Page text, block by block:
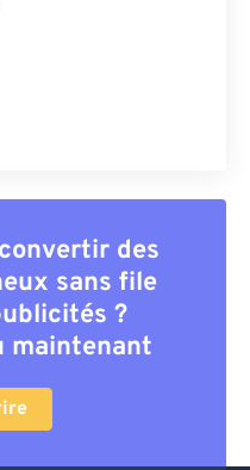
des
sans file
?
maintenant